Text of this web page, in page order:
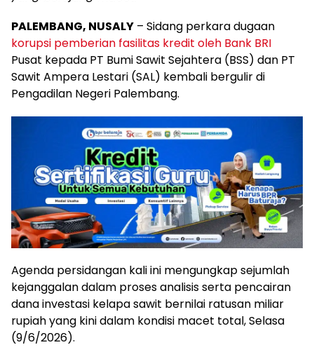
PALEMBANG, NUSALY – Sidang perkara dugaan
korupsi pemberian fasilitas kredit oleh Bank BRI
Pusat kepada PT Bumi Sawit Sejahtera (BSS) dan PT
Sawit Ampera Lestari (SAL) kembali bergulir di
Pengadilan Negeri Palembang.
Agenda persidangan kali ini mengungkap sejumlah
kejanggalan dalam proses analisis serta pencairan
dana investasi kelapa sawit bernilai ratusan miliar
rupiah yang kini dalam kondisi macet total, Selasa
(9/6/2026).